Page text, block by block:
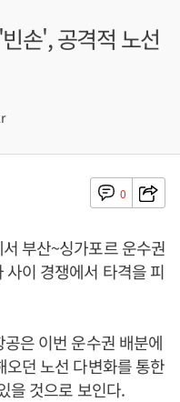
손', 공격적 노선
0
부산~싱가포르 운수권
이 경쟁에서 타격을 피
은 이번 운수권 배분에
던 노선 다변화를 통한
을 것으로 보인다.